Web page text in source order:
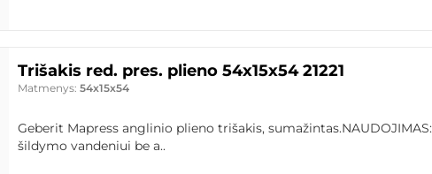
Trišakis red. pres. plieno 54x15x54 21221
Matmenys: 54x15x54
Geberit Mapress anglinio plieno trišakis,
šildymo vandeniui be a..